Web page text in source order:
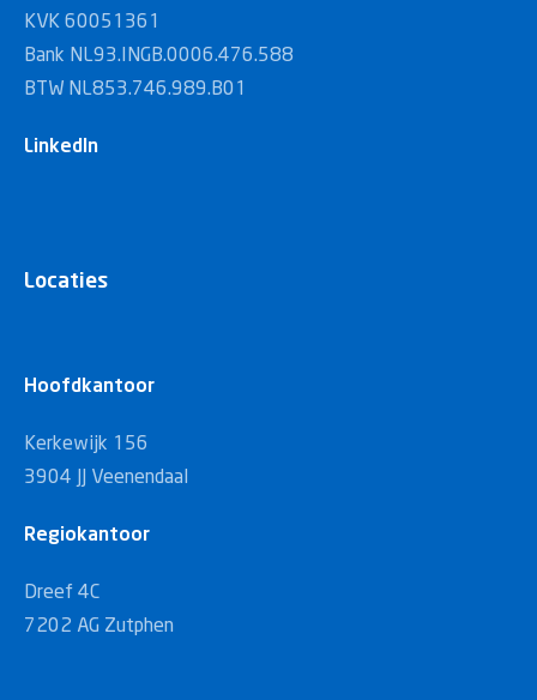
KVK 60051361
Bank NL93.INGB.0006.476.588
BTW NL853.746.989.B01
LinkedIn
Locaties
Hoofdkantoor
Kerkewijk 156
3904 JJ Veenendaal
Regiokantoor
Dreef 4C
7202 AG Zutphen